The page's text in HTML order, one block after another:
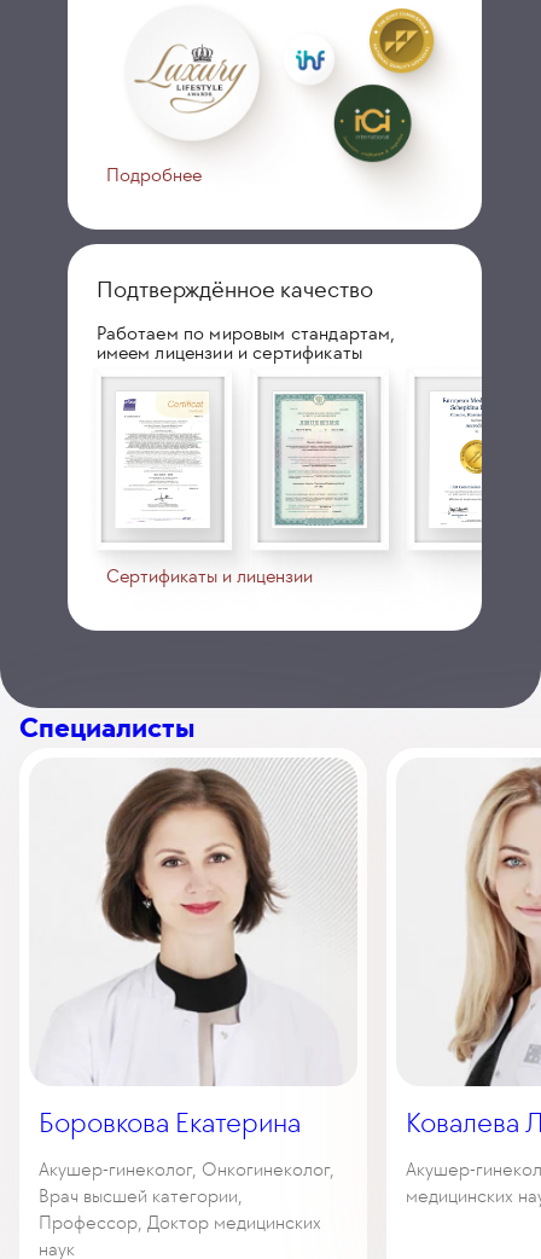
Подробнее
Подтверждённое качество
Работаем по мировым стандартам,
имеем лицензии и сертификаты
Сертификаты и лицензии
Специалисты
Боровкова Екатерина
Акушер-гинеколог, Онкогинеколог,
Врач высшей категории,
Профессор, Доктор медицинских
наук
Ковалева
Акушер-
медицинских